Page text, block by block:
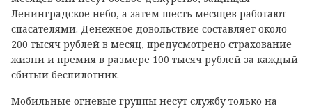
Ленинградское небо, а затем шесть месяцев работают
спасателями. Денежное довольствие составляет около
200 тысяч рублей в месяц, предусмотрено страхование
жизни и премия в размере 100 тысяч рублей за каждый
сбитый беспилотник.
Мобильные огневые группы несут службу только на